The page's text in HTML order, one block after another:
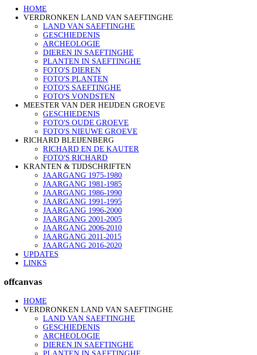
HOME
VERDRONKEN LAND VAN SAEFTINGHE
LAND VAN SAEFTINGHE
GESCHIEDENIS
ARCHEOLOGIE
DIEREN IN SAEFTINGHE
PLANTEN IN SAEFTINGHE
FOTO'S DIEREN
FOTO'S PLANTEN
FOTO'S SAEFTINGHE
FOTO'S VONDSTEN
MEESTER VAN DER HEIJDEN GROEVE
GESCHIEDENIS
FOTO'S OUDE GROEVE
FOTO'S NIEUWE GROEVE
RICHARD BLEIJENBERG
RICHARD EN DE KAUTER
FOTO'S RICHARD
KRANTEN & TIJDSCHRIFTEN
JAARGANG 1975-1980
JAARGANG 1981-1985
JAARGANG 1986-1990
JAARGANG 1991-1995
JAARGANG 1996-2000
JAARGANG 2001-2005
JAARGANG 2006-2010
JAARGANG 2011-2015
JAARGANG 2016-2020
UPDATES
LINKS
offcanvas
HOME
VERDRONKEN LAND VAN SAEFTINGHE
LAND VAN SAEFTINGHE
GESCHIEDENIS
ARCHEOLOGIE
DIEREN IN SAEFTINGHE
PLANTEN IN SAEFTINGHE